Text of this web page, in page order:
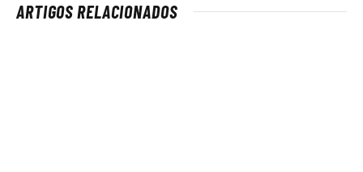
ARTIGOS RELACIONADOS